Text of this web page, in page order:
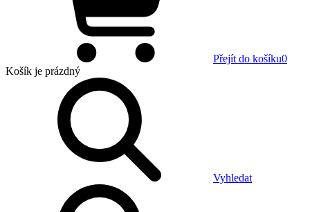
Přejít do košíku0
Košík je prázdný
Vyhledat